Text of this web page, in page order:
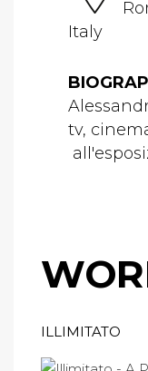
Italy
tv,
ILLIMITATO